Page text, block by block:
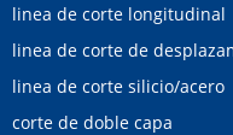
linea de corte longitudinal
linea de corte de
linea de corte silicio/acero
corte de doble capa